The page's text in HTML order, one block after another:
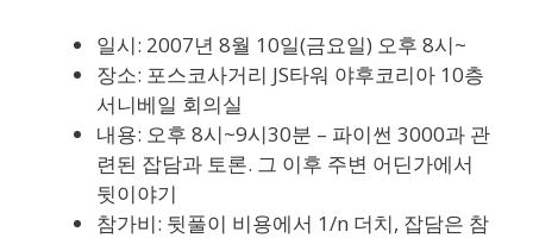
일시: 2007년 8월 10일(금요일) 오후 8시~
장소: 포스코사거리 JS타워 야후코리아 10층
서니베일 회의실
내용: 오후 8시~9시30분 – 파이썬 3000과 관
련된 잡담과 토론. 그 이후 주변 어딘가에서
뒷이야기
참가비: 뒷풀이 비용에서 1/n 더치, 잡담은 참